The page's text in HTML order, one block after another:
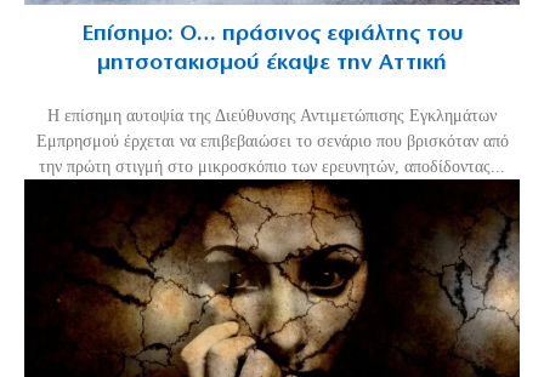
Επίσημο: Ο… πράσινος εφιάλτης του
μητσοτακισμού έκαψε την Αττική
Η επίσημη αυτοψία της Διεύθυνσης Αντιμετώπισης Εγκλημάτων
Εμπρησμού έρχεται να επιβεβαιώσει το σενάριο που βρισκόταν από
την πρώτη στιγμή στο μικροσκόπιο των ερευνητών, αποδίδοντας...